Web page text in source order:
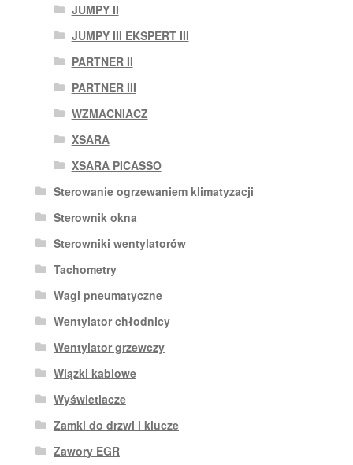
JUMPY II
JUMPY III EKSPERT III
PARTNER II
PARTNER III
WZMACNIACZ
XSARA
XSARA PICASSO
Sterowanie ogrzewaniem klimatyzacji
Sterownik okna
Sterowniki wentylatorów
Tachometry
Wagi pneumatyczne
Wentylator chłodnicy
Wentylator grzewczy
Wiązki kablowe
Wyświetlacze
Zamki do drzwi i klucze
Zawory EGR